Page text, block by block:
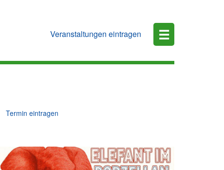
Veranstaltungen eintragen ☰
Termin eintragen